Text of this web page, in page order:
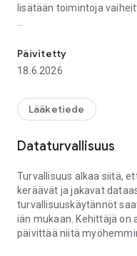
lisätään toimintoja
- reseptit ja niiden
- lääkärin ja hoitajan
ja hoitajan kirjauksista
tuloksista
tunnusluvulla tai
Lisäksi OmaKanta-
kurkkumätärokotteen
kun on sallinut
Kaikki OmaKannan
Päivitetty
18.6.2026
Lääketiede
Dataturvallisuus
Turvallisuus alkaa siitä,
keräävät ja jakavat
turvallisuuskäytännöt
iän mukaan. Kehittäjä
päivittää niitä